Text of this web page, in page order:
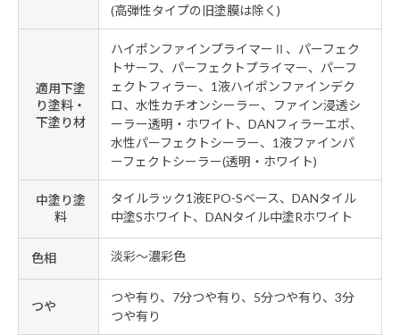
(高弾性タイプの旧塗膜は除く)
適用下塗
り塗料・
下塗り材
ハイポンファインプライマーⅡ、パーフェク
トサーフ、パーフェクトプライマー、パーフ
ェクトフィラー、1液ハイポンファインデク
ロ、水性カチオンシーラー、ファイン浸透シ
ーラー透明・ホワイト、DANフィラーエポ、
水性パーフェクトシーラー、1液ファインパ
ーフェクトシーラー(透明・ホワイト)
中塗り塗
料
タイルラック1液EPO-Sベース、DANタイル
中塗Sホワイト、DANタイル中塗Rホワイト
色相 淡彩～濃彩色
つや
つや有り、7分つや有り、5分つや有り、3分
つや有り